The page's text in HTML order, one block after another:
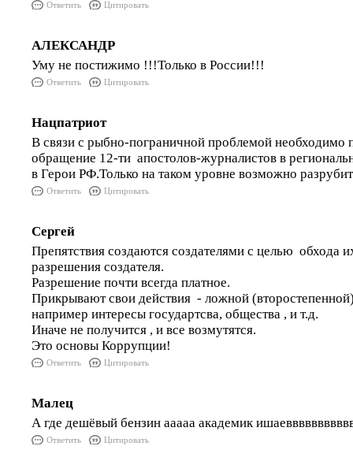
Ответить Цитировать
АЛЕКСАНДР
Уму не постижимо !!!Только в России!!!
Ответить Цитировать
Нацпатриот
В связи с рыбно-пограничной проблемой необходимо
обращение 12-ти апостолов-журналистов в
в Герои РФ.Только на таком уровне возможно
Ответить Цитировать
Сергей
Препятствия создаются создателями с целью обхода
разрешения создателя.
Разрешение почти всегда платное.
Прикрывают свои действия - ложной
например интересы государтсва, общества , и т.д.
Иначе не получится , и все возмутятся.
Это основы Коррупции!
Ответить Цитировать
Малец
А где дешёвый бензин ааааа академик
Ответить Цитировать